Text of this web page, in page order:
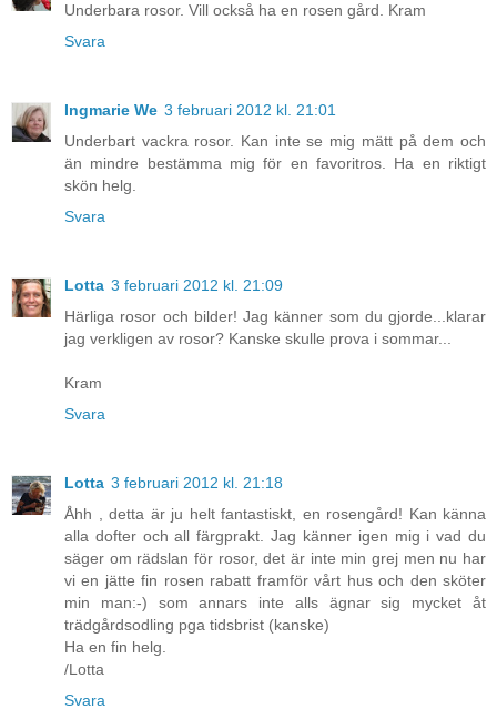
Underbara rosor. Vill också ha en rosen gård. Kram
Svara
Ingmarie We 3 februari 2012 kl. 21:01
Underbart vackra rosor. Kan inte se mig mätt på dem och
än mindre bestämma mig för en favoritros. Ha en riktigt
skön helg.
Svara
Lotta 3 februari 2012 kl. 21:09
Härliga rosor och bilder! Jag känner som du gjorde...klarar
jag verkligen av rosor? Kanske skulle prova i sommar...
Kram
Svara
Lotta 3 februari 2012 kl. 21:18
Åhh , detta är ju helt fantastiskt, en rosengård! Kan känna
alla dofter och all färgprakt. Jag känner igen mig i vad du
säger om rädslan för rosor, det är inte min grej men nu har
vi en jätte fin rosen rabatt framför vårt hus och den sköter
min man:-) som annars inte alls ägnar sig mycket åt
trädgårdsodling pga tidsbrist (kanske)
Ha en fin helg.
/Lotta
Svara